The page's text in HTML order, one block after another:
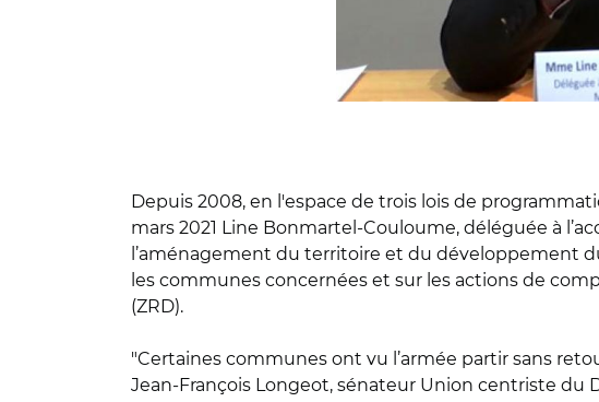
Depuis 2008, en l'espace de trois lois de
mars 2021 Line Bonmartel-Couloume, déléguée à
l’aménagement du territoire et du développement
les communes concernées et sur les actions de
(ZRD).
"Certaines communes ont vu l’armée partir sans
Jean-François Longeot, sénateur Union centriste du